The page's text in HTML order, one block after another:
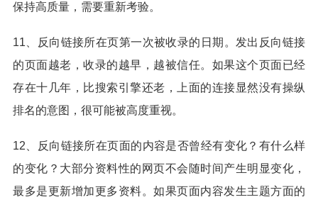
保持高质量，需要重新考验。
11、反向链接所在页第一次被收录的日期。发出反向链接
的页面越老，收录的越早，越被信任。如果这个页面已经
存在十几年，比搜索引擎还老，上面的连接显然没有操纵
排名的意图，很可能被高度重视。
12、反向链接所在页面的内容是否曾经有变化？有什么样
的变化？大部分资料性的网页不会随时间产生明显变化，
最多是更新增加更多资料。如果页面内容发生主题方面的